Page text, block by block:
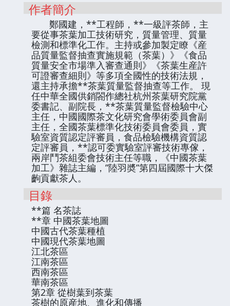
作者簡介
鄭國建，**工程師，**一級評茶師，主
要從事茶葉加工技術研究，質量管理、質量
檢測和標準化工作。主持或參加製定瞭《産
品質量監督抽查實施規範（茶葉）》《食品
質量安全市場準入審查通則》《茶葉生産許
可證審查細則》等多項全國性的技術法規，
還主持承擔**茶葉質量監督抽查等工作。 現
任中華全國供銷閤作總社杭州茶葉研究院黨
委書記、副院長，**茶葉質量監督檢驗中心
主任，中國國際茶文化研究會學術委員會副
主任，全國茶葉標準化技術委員會委員，實
驗室資質認定評審員，食品檢驗機構資質認
定評審員，**認可委實驗室評審技術專傢，
兩岸鬥茶組委會技術主任等職，《中國茶葉
加工》雜誌主編，”陸羽奬”第四屆國際十大傑
齣貢獻茶人。
目錄
**篇 名茶誌
**章 中國茶葉地圖
中國古代茶葉種植
中國現代茶葉地圖
江北茶區
江南茶區
西南茶區
華南茶區
第2章 從樹葉到茶葉
茶樹的原産地、進化和傳播